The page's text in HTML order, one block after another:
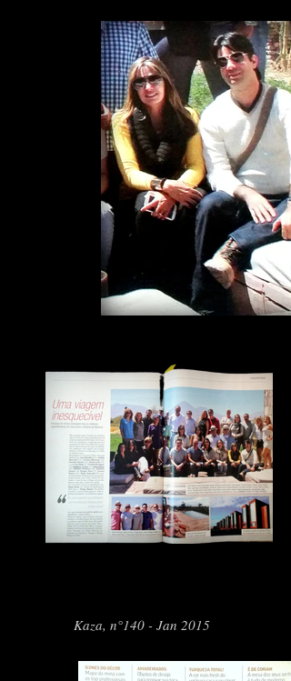
Kaza, n°140 - Jan 2015